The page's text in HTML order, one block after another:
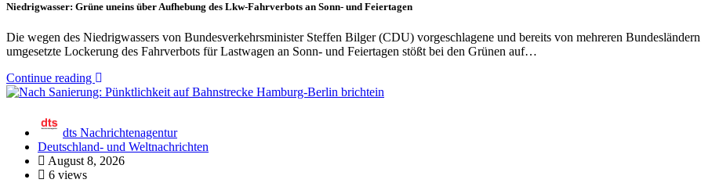
Niedrigwasser: Grüne uneins über Aufhebung des Lkw-Fahrverbots an Sonn- und Feiertagen
Die wegen des Niedrigwassers von Bundesverkehrsminister Steffen Bilger (CDU) vorgeschlagene und bereits von mehreren Bundesländern
umgesetzte Lockerung des Fahrverbots für Lastwagen an Sonn- und Feiertagen stößt bei den Grünen auf…
Continue reading
dts Nachrichtenagentur
Deutschland- und Weltnachrichten
August 8, 2026
6 views